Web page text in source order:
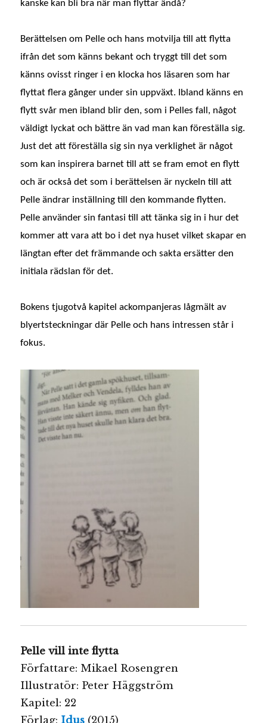
kanske kan bli bra när man flyttar ändå?
Berättelsen om Pelle och hans motvilja till att flytta
ifrån det som känns bekant och tryggt till det som
känns ovisst ringer i en klocka hos läsaren som har
flyttat flera gånger under sin uppväxt. Ibland känns en
flytt svår men ibland blir den, som i Pelles fall, något
väldigt lyckat och bättre än vad man kan föreställa sig.
Just det att föreställa sig sin nya verklighet är något
som kan inspirera barnet till att se fram emot en flytt
och är också det som i berättelsen är nyckeln till att
Pelle ändrar inställning till den kommande flytten.
Pelle använder sin fantasi till att tänka sig in i hur det
kommer att vara att bo i det nya huset vilket skapar en
längtan efter det främmande och sakta ersätter den
initiala rädslan för det.
Bokens tjugotvå kapitel ackompanjeras lågmält av
blyertsteckningar där Pelle och hans intressen står i
fokus.
Pelle vill inte flytta
Författare: Mikael Rosengren
Illustratör: Peter Häggström
Kapitel: 22
Förlag: Idus (2015)